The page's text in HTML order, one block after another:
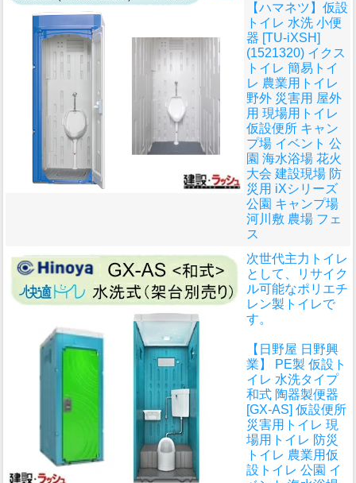
【ハマネツ】仮設
トイレ 水洗 小便
器 [TU-iXSH]
(1521320) イクス
トイレ 簡易トイ
レ 農業用トイレ
野外 災害用 屋外
用 現場用トイレ
仮設便所 キャン
プ場 イベント 公
園 海水浴場 花火
大会 建設現場 防
災用 iXシリーズ
公園 キャンプ場
河川敷 農場 フェ
ス
次世代主力トイレ
として、リサイク
ル可能なポリエチ
レン製トイレで
す。
【日野屋 日野興
業】 PE製 仮設ト
イレ 水洗タイプ
和式 陶器製便器
[GX-AS] 仮設便所
災害用トイレ 現
場用トイレ 防災
トイレ 農業用仮
設トイレ 公園 イ